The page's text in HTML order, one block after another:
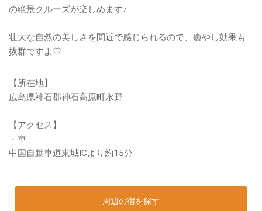
の絶景クルーズが楽しめます♪
壮大な自然の美しさを間近で感じられるので、癒やし効果も
抜群ですよ♡
【所在地】
広島県神石郡神石高原町永野
【アクセス】
・車
中国自動車道東城ICより約15分
周辺の宿を探す